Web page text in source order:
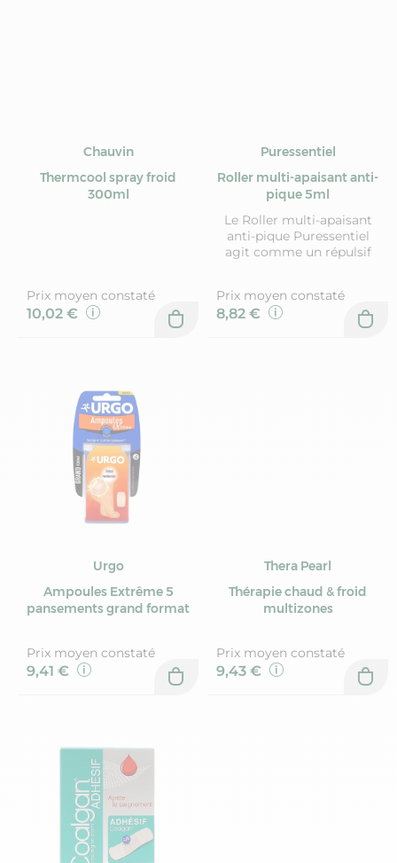
Chauvin
Thermcool spray froid
300ml
Prix moyen constaté
10,02 €
Puressentiel
Roller multi-apaisant anti-
pique 5ml
Le Roller multi-apaisant
anti-pique Puressentiel
agit comme un répulsif
Prix moyen constaté
8,82 €
Urgo
Ampoules Extrême 5
pansements grand format
Prix moyen constaté
9,41 €
Thera Pearl
Thérapie chaud & froid
multizones
Prix moyen constaté
9,43 €